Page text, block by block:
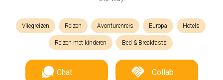
Vliegreizen Reizen Avonturenreis Europa Hotels
Reizen met kinderen Bed & Breakfasts
Chat Collab